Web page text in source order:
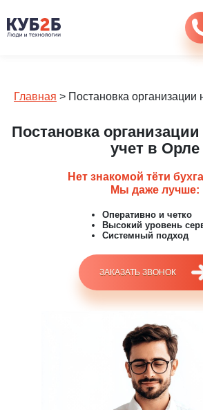
Главная > Постановка организации
Постановка
учет в Орле
Нет знакомой тёти
Мы даже лучше:
Оперативно и четко
Высокий уровень
Системный подход
ЗАКАЗАТЬ ЗВОНОК